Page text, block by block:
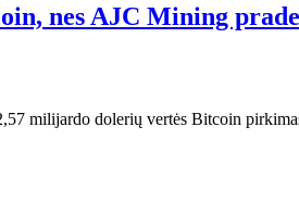
nes AJC Mining
milijardo dolerių vertės Bitcoin